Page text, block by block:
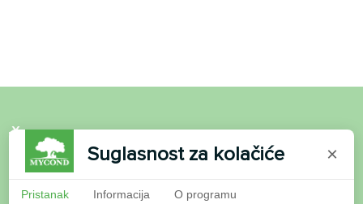
Želite kupiti ili imate
pitanja?
Suglasnost za kolačiće ×
Pristanak Informacija O programu